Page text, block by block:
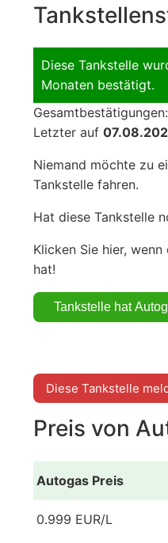
Diese Tankstelle
Monaten bestätigt.
Gesamtbestätigungen:
Letzter auf
Niemand möchte zu
Tankstelle fahren.
Hat diese Tankstelle
Klicken Sie hier,
hat!
Diese Tankstelle
Preis von
Autogas Preis
0.999 EUR/L